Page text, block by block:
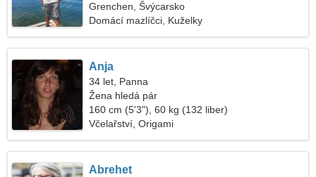
Grenchen, Švýcarsko
Domácí mazlíčci, Kuželky
Anja
34 let, Panna
Žena hledá pár
160 cm (5'3"), 60 kg (132 liber)
Včelařství, Origami
Abrehet